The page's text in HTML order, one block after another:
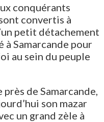
conquérants
convertis à
petit détachement
à Samarcande pour
au sein du peuple
de Samarcande,
son mazar
un grand zèle à